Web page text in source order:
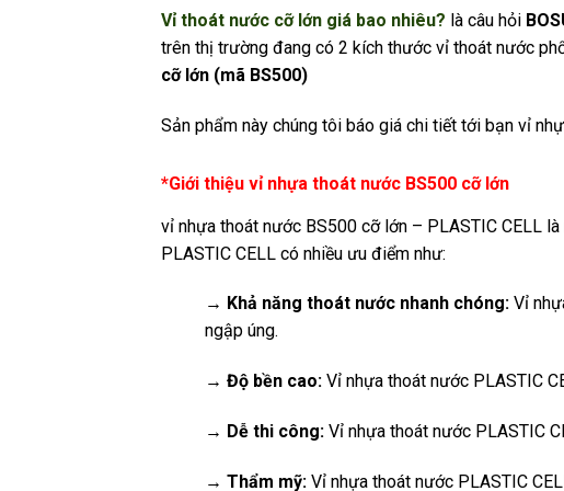
Vỉ thoát nước cỡ lớn giá bao nhiêu? là câu hỏi
trên thị trường đang có 2 kích thước vỉ thoát nước
cỡ lớn (mã BS500)
Sản phẩm này chúng tôi báo giá chi tiết tới bạn vỉ
*Giới thiệu vỉ nhựa thoát nước BS500 cỡ lớn
vỉ nhựa thoát nước BS500 cỡ lớn – PLASTIC CELL
PLASTIC CELL có nhiều ưu điểm như:
→ Khả năng thoát nước nhanh chóng: Vỉ
ngập úng.
→ Độ bền cao: Vỉ nhựa thoát nước PLASTIC
→ Dễ thi công: Vỉ nhựa thoát nước PLASTIC
→ Thẩm mỹ: Vỉ nhựa thoát nước PLASTIC